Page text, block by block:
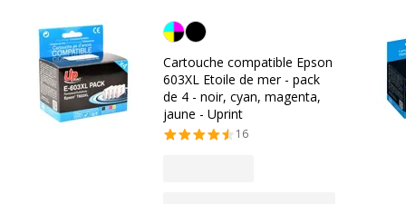
Noir/cyan/magenta/jaune
Cartouche compatible Epson
603XL Etoile de mer - pack
de 4 - noir, cyan, magenta,
jaune - Uprint
16